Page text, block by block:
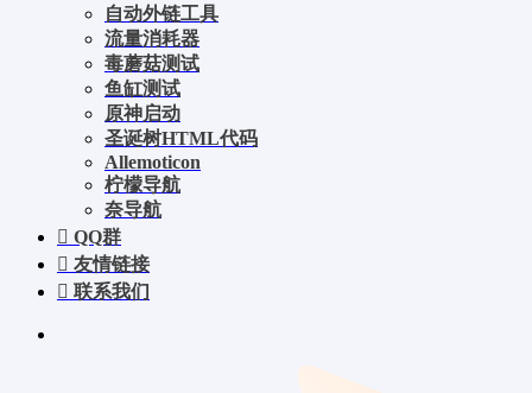
自动外链工具
流量消耗器
毒蘑菇测试
鱼缸测试
原神启动
圣诞树HTML代码
Allemoticon
柠檬导航
奈导航
QQ群
友情链接
联系我们